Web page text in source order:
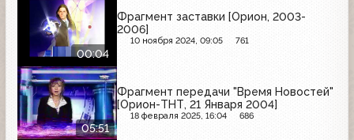
00:04
Фрагмент заставки [Орион, 2003-
2006]
10 ноября 2024, 09:05 761
05:51
Фрагмент передачи "Время Новостей"
[Орион-ТНТ, 21 Января 2004]
18 февраля 2025, 16:04 686